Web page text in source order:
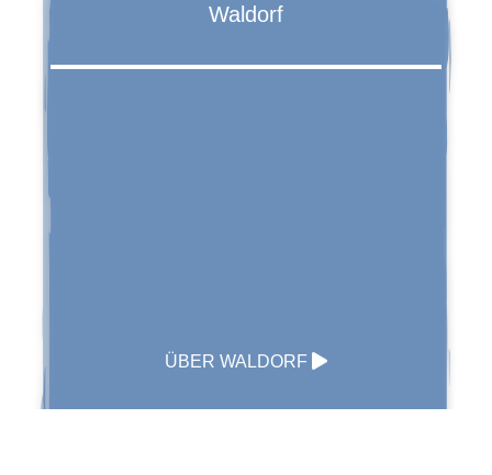
Waldorf
ÜBER WALDORF